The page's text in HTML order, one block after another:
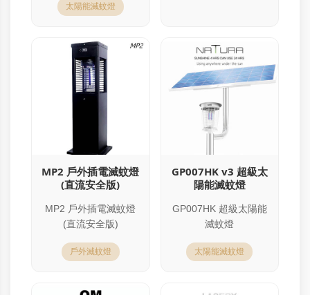
太陽能滅蚊燈
MP2 戶外插電滅蚊燈
(直流安全版)
MP2 戶外插電滅蚊燈
(直流安全版)
戶外滅蚊燈
GP007HK v3 超級太
陽能滅蚊燈
GP007HK 超級太陽能
滅蚊燈
太陽能滅蚊燈